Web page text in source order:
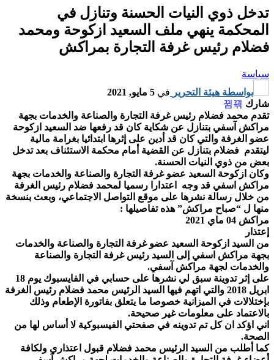
تدخل ذوي النيات الحسنة وتنازل في
المحكمة ينهي ملف السعيد ازكوحة ومحمد
فضلام رئيس غرفة التجارة بمراكش
سياسة
بواسطة هيئة التحرير في 5 مايو, 2021
شارك
تقدم محمد فضلام رئيس غرفة التجارة والصناعة والخدمات بجهة
مراكش آسفي بتنازل عن شكاية كان قد رفعها ضد السعيد ازكوحة
عضو الغرفة والتي كان قد أدين على إثرها ابتدائيا بغرامة مالية
ليتقدم فضلام بتنازل عن القضية أمام محكمة الاستئناف بعد تدخل
بعض من ذوي النيات الحسنة.
وكان ازكوحة السعيد عضو غرفة التجارة والصناعة والخدمات بجهة
مراكش اسفي قد وجه اعتدارا رسميا لمحمد فضلام رئيس الغرفة
من خلال رسالة نشرها على موقع التواصل الاجتماعي، وبعث بنسخة
منها ل “صباح مراكش” هذه تفاصيلها :
مراكش 04 ماي 2021
إعتذار
من السيد ازكوحة السعيد عضو غرفة التجارة والصناعة والخدمات
بجهة مراكش اسفي إلى السيد رئيس غرفة التجارة والصناعة
والخدمات لجهة مراكش آسفي.
على إثر تدوينة سبق لي نشرها على حسابي في الفايسبوك يوم 18
ابريل 2018 والتي اتهم فيها السيد الرئيس محمد فضلام رئيس الغرفة
بإختلالات في الميزانية خصوصا ما يتعلق بفاتورة الإطعام وذلك
بالاعتماد على معلومات غير صحيحة.
اني اؤكد ان كل تم تدوينه في صفحتي الفيسبوكية لا أساس لها من
الصحة.
كما أطلب من السيد الرئيس محمد فضلام قبول اعتذاري ولكافة